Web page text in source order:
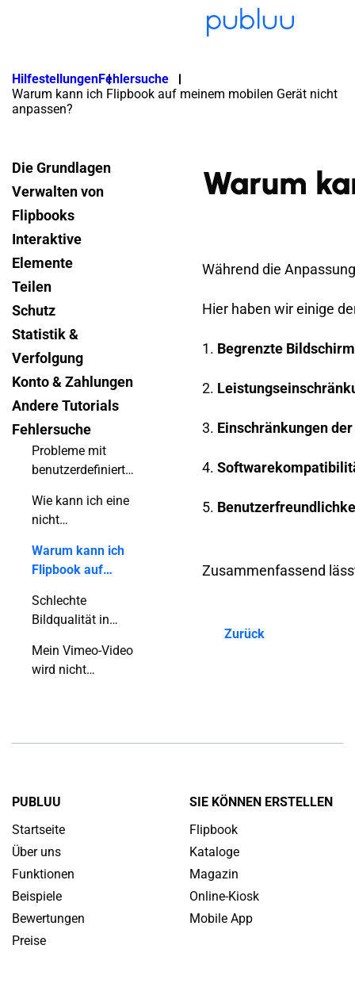
HilfestellungenFehlersuche
Warum kann ich Flipbook auf meinem mobilen Gerät nicht
anpassen?
Die Grundlagen
Verwalten von
Flipbooks
Interaktive
Elemente
Teilen
Schutz
Statistik &
Verfolgung
Konto & Zahlungen
Andere Tutorials
Fehlersuche
Probleme mit
benutzerdefinierten
Wie kann ich eine
nicht
PDF-Datei
reparieren?
Warum kann ich
Flipbook auf
Gerät nicht
anpassen?
Schlechte
Bildqualität in
Mein Vimeo-Video
wird nicht
Warum
Während die
Hier haben wir einige
1. Begrenzte
2.
3. Einschränkungen
4.
5.
Zusammenfassend
Zurück
PUBLUU
Startseite
Über uns
Funktionen
Beispiele
Bewertungen
Preise
SIE KÖNNEN ERSTELLEN
Flipbook
Kataloge
Magazin
Online-Kiosk
Mobile App